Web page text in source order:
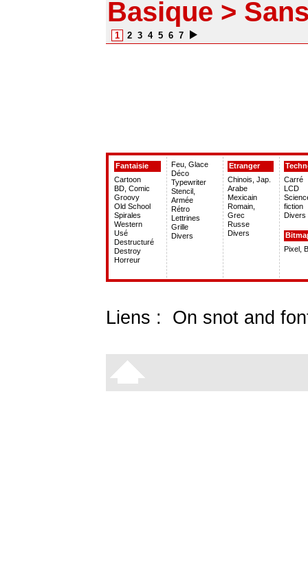
Basique >
1 2 3 4 5 6 7
Fantaisie
Cartoon
BD, Comic
Groovy
Old School
Spirales
Western
Usé
Destructuré
Destroy
Horreur
Feu, Glace
Déco
Typewriter
Stencil,
Armée
Rétro
Lettrines
Grille
Divers
Etranger
Chinois, Jap.
Arabe
Mexicain
Romain,
Grec
Russe
Divers
Carré
LCD
fiction
Divers
Pixel,
Liens : On snot and